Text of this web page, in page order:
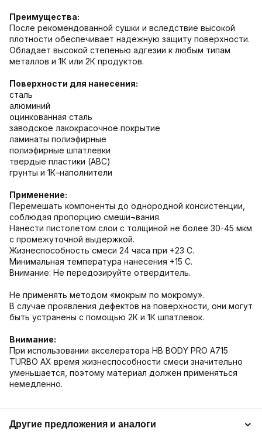
Преимущества:
После рекомендованной сушки и вследствие высокой
плотности обеспечивает надёжную защиту поверхности.
Обладает высокой степенью адгезии к любым типам
металлов и 1К или 2К продуктов.
Поверхности для нанесения:
сталь
алюминий
оцинкованная сталь
заводское лакокрасочное покрытие
ламинаты полиэфирные
полиэфирные шпатлевки
твердые пластики (ABC)
грунты и 1К–наполнители
Применение:
Перемешать компоненты до однородной консистенции,
соблюдая пропорцию смеши¬вания.
Нанести пистолетом слои с толщиной не более 30-45 мкм
с промежуточной выдержкой.
Жизнеспособность смеси 24 часа при +23 С.
Минимальная температура нанесения +15 С.
Внимание: Не передозируйте отвердитель.
Не применять методом «мокрым по мокрому».
В случае проявления дефектов на поверхности, они могут
быть устранены с помощью 2К и 1К шпатлевок.
Внимание:
При использовании акселератора HB BODY PRO A715
TURBO AX время жизнеспособности смеси значительно
уменьшается, поэтому материал должен применяться
немедленно.
Другие предложения и аналоги